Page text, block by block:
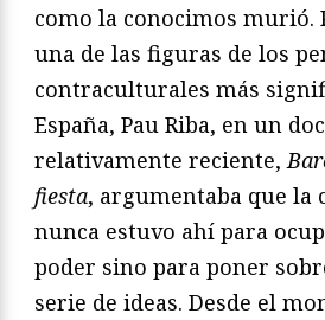
como la conocimos murió.
una de las figuras de los
contraculturales más
España, Pau Riba, en un
relativamente reciente,
fiesta, argumentaba que
nunca estuvo ahí para
poder sino para poner
serie de ideas. Desde el